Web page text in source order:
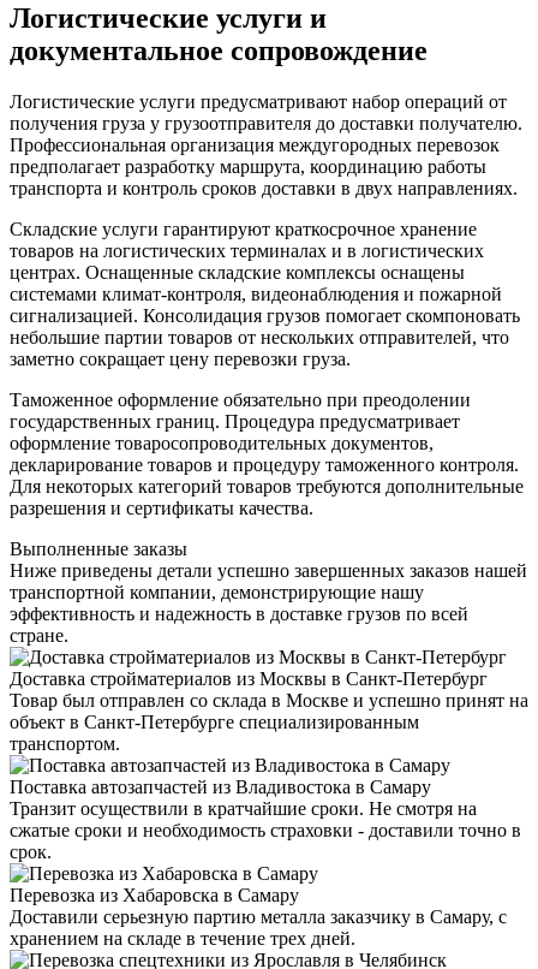
Логистические услуги и
документальное сопровождение
Логистические услуги предусматривают набор операций от
получения груза у грузоотправителя до доставки получателю.
Профессиональная организация междугородных перевозок
предполагает разработку маршрута, координацию работы
транспорта и контроль сроков доставки в двух направлениях.
Складские услуги гарантируют краткосрочное хранение
товаров на логистических терминалах и в логистических
центрах. Оснащенные складские комплексы оснащены
системами климат-контроля, видеонаблюдения и пожарной
сигнализацией. Консолидация грузов помогает скомпоновать
небольшие партии товаров от нескольких отправителей, что
заметно сокращает цену перевозки груза.
Таможенное оформление обязательно при преодолении
государственных границ. Процедура предусматривает
оформление товаросопроводительных документов,
декларирование товаров и процедуру таможенного контроля.
Для некоторых категорий товаров требуются дополнительные
разрешения и сертификаты качества.
Выполненные заказы
Ниже приведены детали успешно завершенных заказов нашей
транспортной компании, демонстрирующие нашу
эффективность и надежность в доставке грузов по всей
стране.
Доставка стройматериалов из Москвы в Санкт-Петербург
Товар был отправлен со склада в Москве и успешно принят на
объект в Санкт-Петербурге специализированным
транспортом.
Поставка автозапчастей из Владивостока в Самару
Транзит осуществили в кратчайшие сроки. Не смотря на
сжатые сроки и необходимость страховки - доставили точно в
срок.
Перевозка из Хабаровска в Самару
Доставили серьезную партию металла заказчику в Самару, с
хранением на складе в течение трех дней.